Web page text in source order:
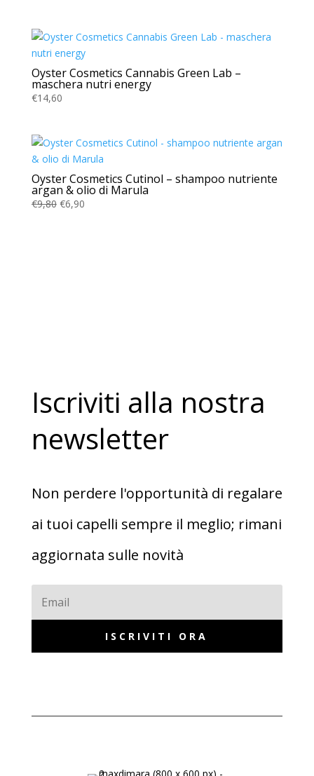
Oyster Cosmetics Cannabis Green Lab –
maschera nutri energy
€14,60
Oyster Cosmetics Cutinol – shampoo nutriente
argan & olio di Marula
€9,80 Il
€6,90Il
Iscriviti alla nostra
newsletter
Non perdere l'opportunità di regalare
ai tuoi capelli sempre il meglio; rimani
aggiornata sulle novità
ISCRIVITI ORA